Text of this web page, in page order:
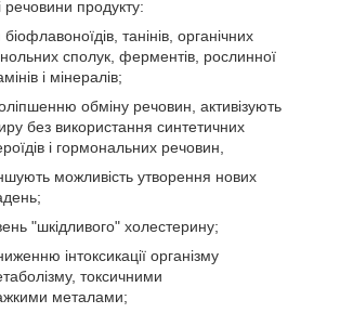
речовини продукту:
танінів, органічних
сполук, ферментів, рослинної
і мінералів;
обміну речовин, активізують
без використання синтетичних
і гормональних речовин,
можливість утворення нових
"шкідливого" холестерину;
інтоксикації організму
токсичними
металами;